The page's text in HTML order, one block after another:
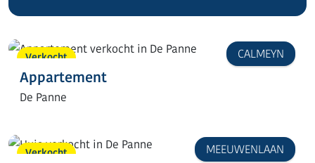
Verkocht
Appartement
CALMEYN
De Panne
Verkocht MEEUWENLAAN